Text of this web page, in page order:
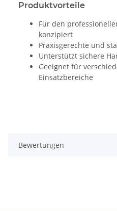
Produktvorteile
Für den
konzipiert
Praxisgerechte und
Unterstützt sichere
Geeignet für
Einsatzbereiche
Bewertungen